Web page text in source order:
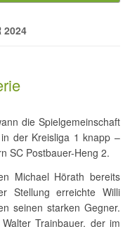
2024
die Spielgemeinschaft
der Kreisliga 1 knapp –
SC Postbauer-Heng 2.
Michael Hörath bereits
Stellung erreichte Willi
seinen starken Gegner.
Trainbauer, der im